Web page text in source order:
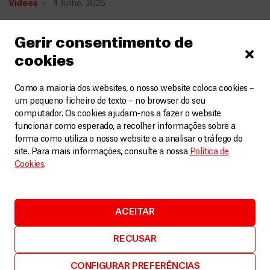
Gerir consentimento de
cookies
Como a maioria dos websites, o nosso website coloca cookies –
um pequeno ficheiro de texto – no browser do seu
computador. Os cookies ajudam-nos a fazer o website
funcionar como esperado, a recolher informações sobre a
forma como utiliza o nosso website e a analisar o tráfego do
site. Para mais informações, consulte a nossa Política de
Cookies.
ACEITAR
RECUSAR
CONFIGURAR PREFERÊNCIAS
Vídeos 4 Julho, 2026
LEIA MAIS